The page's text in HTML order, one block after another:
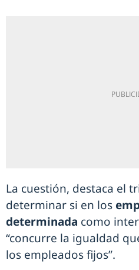
La cuestión, destaca el
determinar si en los
determinada como
“concurre la igualdad
los empleados fijos”.